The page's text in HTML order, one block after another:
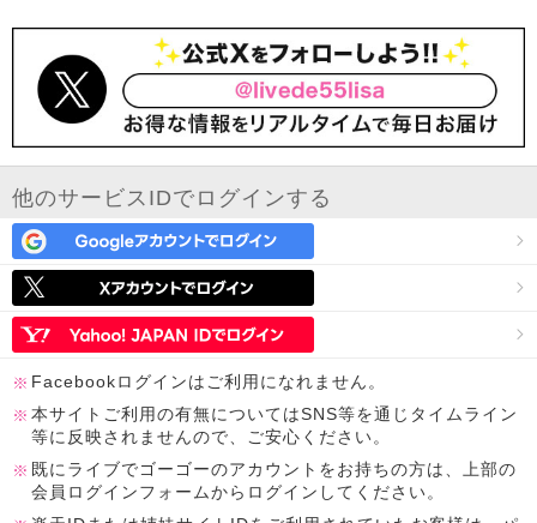
他のサービスIDでログインする
Facebookログインはご利用になれません。
本サイトご利用の有無についてはSNS等を通じタイムライン
等に反映されませんので、ご安心ください。
既にライブでゴーゴーのアカウントをお持ちの方は、上部の
会員ログインフォームからログインしてください。